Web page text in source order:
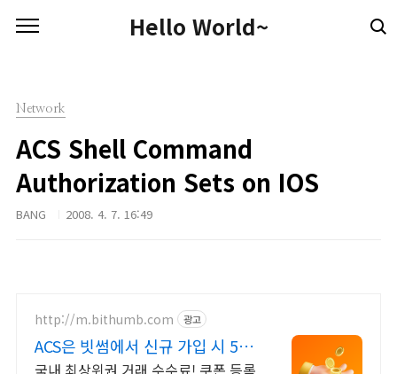
Hello World~
Network
ACS Shell Command
Authorization Sets on IOS
BANG 2008. 4. 7. 16:49
http://m.bithumb.com 광고
ACS은 빗썸에서 신규 가입 시 5만
원 혜택
국내 최상위권 거래 수수료! 쿠폰 등록